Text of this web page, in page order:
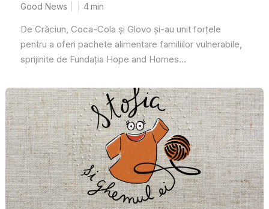
Good News 4min
De Crăciun, Coca-Cola și Glovo și-au unit forțele
pentru a oferi pachete alimentare familiilor vulnerabile,
sprijinite de Fundația Hope and Homes...